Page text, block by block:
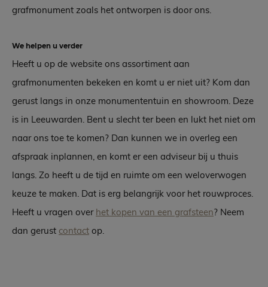
grafmonument zoals het ontworpen is door ons.
We helpen u verder
Heeft u op de website ons assortiment aan
grafmonumenten bekeken en komt u er niet uit? Kom dan
gerust langs in onze monumententuin en showroom. Deze
is in Leeuwarden. Bent u slecht ter been en lukt het niet om
naar ons toe te komen? Dan kunnen we in overleg een
afspraak inplannen, en komt er een adviseur bij u thuis
langs. Zo heeft u de tijd en ruimte om een weloverwogen
keuze te maken. Dat is erg belangrijk voor het rouwproces.
Heeft u vragen over het kopen van een grafsteen? Neem
dan gerust contact op.